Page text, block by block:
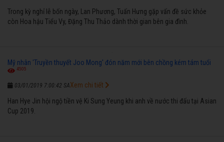
Trong kỳ nghỉ lễ bốn ngày, Lan Phương, Tuấn Hưng gặp vấn đề sức khỏe
còn Hoa hậu Tiểu Vy, Đặng Thu Thảo dành thời gian bên gia đình.
Mỹ nhân 'Truyền thuyết Joo Mong' đón năm mới bên chồng kém tám tuổi
4505
03/01/2019 7:00:42 SA
Han Hye Jin hội ngộ tiền vệ Ki Sung Yeung khi anh về nước thi đấu tại Asian
Cup 2019.
Xem chi tiết